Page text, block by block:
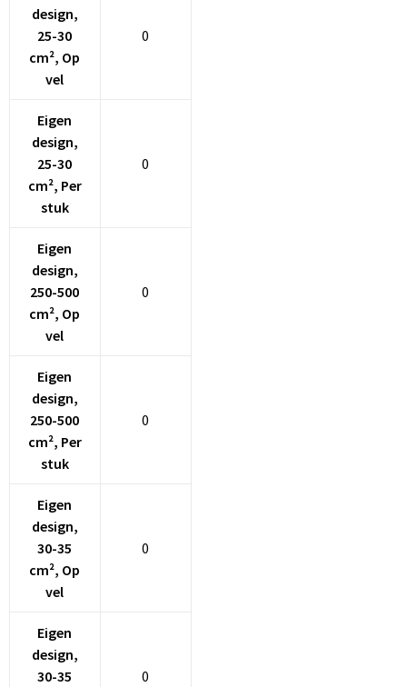
design,
25-30
cm², Op
vel
0
Eigen
design,
25-30
cm², Per
stuk
0
Eigen
design,
250-500
cm², Op
vel
0
Eigen
design,
250-500
cm², Per
stuk
0
Eigen
design,
30-35
cm², Op
vel
0
Eigen
design,
30-35
0